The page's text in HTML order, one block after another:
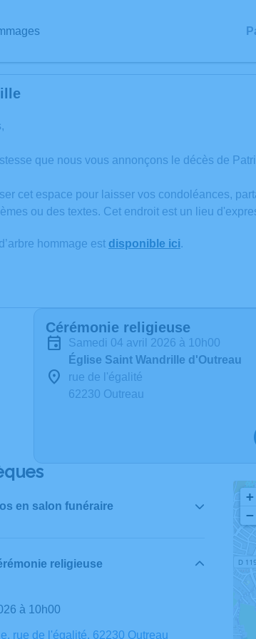
que nous vous annonçons le décès de
cet espace pour laisser vos condoléances,
ou des textes. Cet endroit est un lieu
hommage est disponible ici.
Cérémonie religieuse
samedi 04 avril 2026 à 10h00
Église Saint Wandrille d'Outreau
rue de l'égalité
62230 Outreau
en salon funéraire
religieuse
à 10h00
rue de l'égalité, 62230 Outreau
+
−